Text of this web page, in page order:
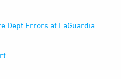
Dept Errors at LaGuardia